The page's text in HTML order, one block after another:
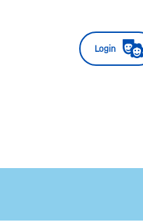
Login